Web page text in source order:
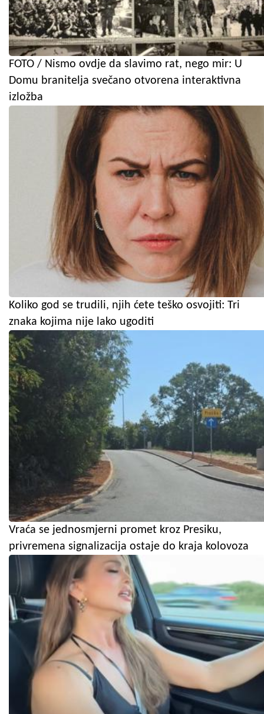
FOTO / Nismo ovdje da slavimo rat, nego mir: U
Domu branitelja svečano otvorena interaktivna
izložba
Koliko god se trudili, njih ćete teško osvojiti: Tri
znaka kojima nije lako ugoditi
Vraća se jednosmjerni promet kroz Presiku,
privremena signalizacija ostaje do kraja kolovoza